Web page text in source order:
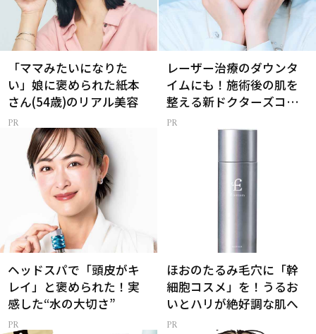
「ママみたいになりた
い」娘に褒められた紙本
さん(54歳)のリアル美容
レーザー治療のダウンタ
イムにも！施術後の肌を
整える新ドクターズコス
メ
ヘッドスパで「頭皮がキ
レイ」と褒められた！実
感した“水の大切さ”
ほおのたるみ毛穴に「幹
細胞コスメ」を！うるお
いとハリが絶好調な肌へ